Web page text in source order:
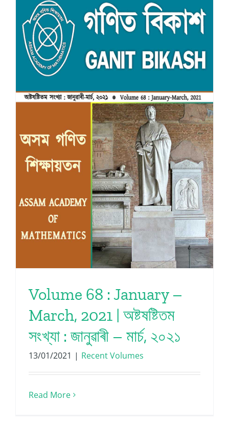
Volume 68 : January –
March, 2021 | অষ্টষষ্টিতম
সংখ্যা : জানুৱাৰী – মাৰ্চ, ২০২১
13/01/2021 | Recent Volumes
Read More